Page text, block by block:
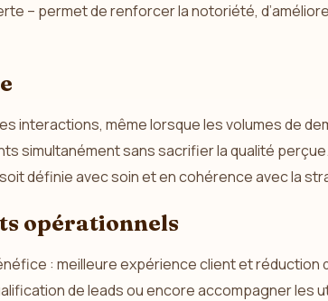
– permet de renforcer la notoriété,
interactions, même lorsque les volumes de
simultanément sans sacrifier la qualité
définie avec soin et en cohérence avec la
opérationnels
: meilleure expérience client et
de leads ou encore accompagner les